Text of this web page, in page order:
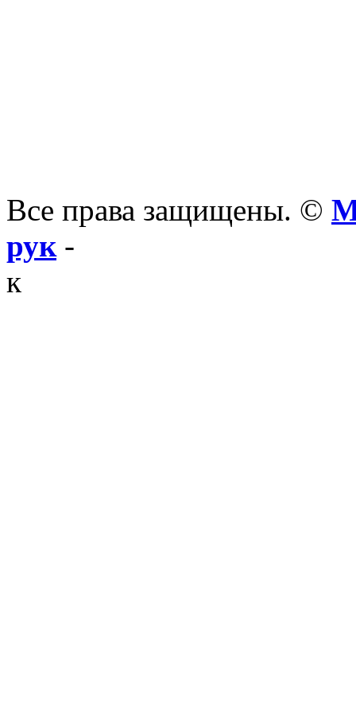
Все права защищены. ©
рук-
к